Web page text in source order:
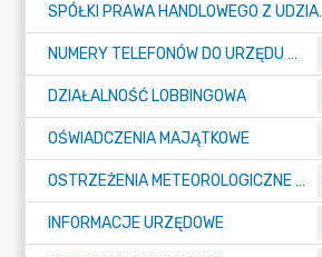
SPÓŁKI
NUMERY TELEFONÓW DO URZĘDU MIASTA, MIEJSKICH JEDNOSTEK ORGANIZACYJNYCH ORAZ SPÓŁEK PRAWA HANDLOWEGO Z UDZIAŁEM GMINY
DZIAŁALNOŚĆ LOBBINGOWA
OŚWIADCZENIA MAJĄTKOWE
OSTRZEŻENIA METEOROLOGICZNE O ZŁYM STANIE POWIETRZA I INNE
INFORMACJE URZĘDOWE